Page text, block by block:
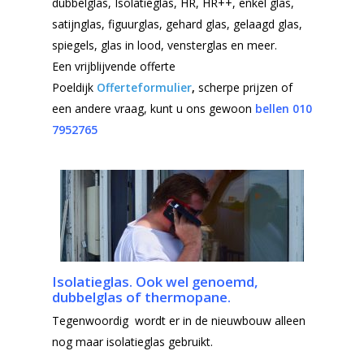
satijnglas, figuurglas, gehard glas, gelaagd glas,
spiegels, glas in lood, vensterglas en meer.
Een vrijblijvende offerte
Poeldijk Offerteformulier, scherpe prijzen of
een andere vraag, kunt u ons gewoon bellen 010
7952765
Isolatieglas. Ook wel genoemd,
dubbelglas of thermopane.
Tegenwoordig wordt er in de nieuwbouw alleen
nog maar isolatieglas gebruikt.